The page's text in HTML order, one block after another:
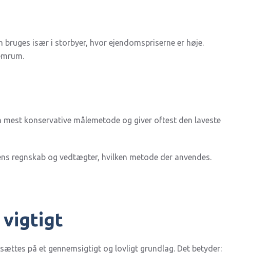
især i storbyer, hvor ejendomspriserne er høje.
konservative målemetode og giver oftest den laveste
regnskab og vedtægter, hvilken metode der anvendes.
vigtigt
på et gennemsigtigt og lovligt grundlag. Det betyder: